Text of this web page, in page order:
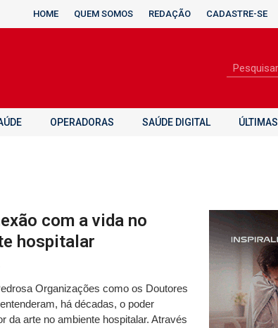
HOME QUEM SOMOS REDAÇÃO CADASTRE-SE
OPERADORAS SAÚDE DIGITAL ÚLTIMAS
com a vida no
hospitalar
Organizações como os Doutores
há décadas, o poder
da arte no ambiente hospitalar. Através